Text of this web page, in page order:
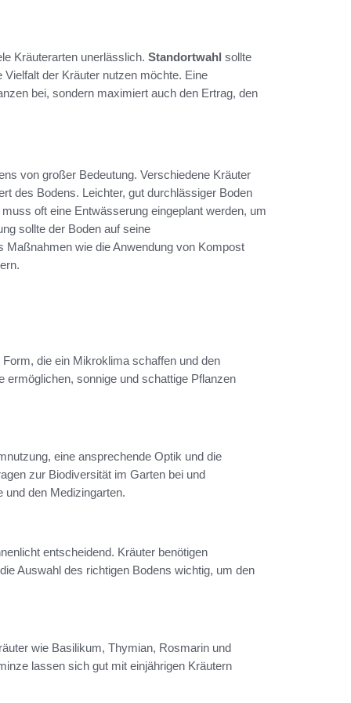
Kräuterarten unerlässlich. Standortwahl sollte
der Kräuter nutzen möchte. Eine
bei, sondern maximiert auch den Ertrag, den
von großer Bedeutung. Verschiedene Kräuter
des Bodens. Leichter, gut durchlässiger Boden
oft eine Entwässerung eingeplant werden, um
sollte der Boden auf seine
wie die Anwendung von Kompost
die ein Mikroklima schaffen und den
sonnige und schattige Pflanzen
eine ansprechende Optik und die
zur Biodiversität im Garten bei und
und den Medizingarten.
entscheidend. Kräuter benötigen
Auswahl des richtigen Bodens wichtig, um den
wie Basilikum, Thymian, Rosmarin und
lassen sich gut mit einjährigen Kräutern